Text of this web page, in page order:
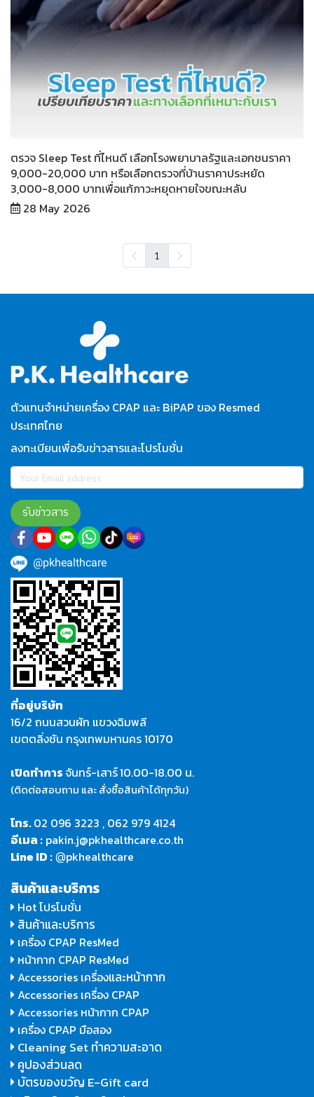
ตรวจ Sleep Test ที่ไหนดี เลือกโรงพยาบาลรัฐและเอกชนราคา
9,000-20,000 บาท หรือเลือกตรวจที่บ้านราคาประหยัด
3,000-8,000 บาทเพื่อแก้ภาวะหยุดหายใจขณะหลับ
28 May 2026
1
ตัวแทนจำหน่ายเครื่อง CPAP และ BiPAP ของ Resmed
ประเทศไทย
ลงทะเบียนเพื่อรับข่าวสารและโปรโมชั่น
รับข่าวสาร
@pkhealthcare
ที่อยู่บริษัท
16/2 ถนนสวนผัก แขวงฉิมพลี
เขตตลิ่งชัน กรุงเทพมหานคร 10170
เปิดทำการจันทร์-เสาร์10.00-18.00 น.
(ติดต่อสอบถาม และ สั่งซื้อสินค้าได้ทุกวัน)
โทร.02 096 3223 , 062 979 4124
อีเมล : pakin.j@pkhealthcare.co.th
Line ID : @pkhealthcare
สินค้าและบริการ
Hot โปรโมชั่น
สินค้าและบริการ
เครื่อง CPAP ResMed
หน้ากาก CPAP ResMed
Accessories เครื่องและหน้ากาก
Accessories เครื่อง CPAP
Accessories หน้ากาก CPAP
เครื่อง CPAP มือสอง
Cleaning Set ทำความสะอาด
คูปองส่วนลด
บัตรของขวัญ E-Gift card